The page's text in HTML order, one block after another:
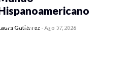
0 veces compartido
Gutiérrez -Ago 07, 2026